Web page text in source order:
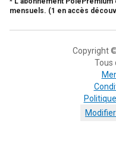
mensuels. (1 en accès
Copyright
Tous